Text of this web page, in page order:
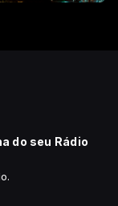
do seu Rádio